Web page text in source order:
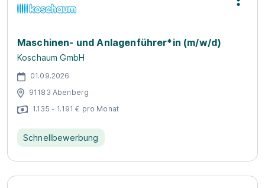
Maschinen- und Anlagenführer*in (m/w/d)
Koschaum GmbH
01.09.2026
91183 Abenberg
1.135 - 1.191 € pro Monat
Schnellbewerbung